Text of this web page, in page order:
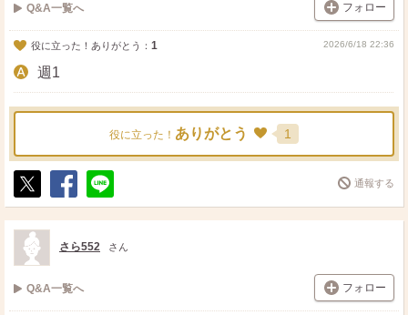
Q&A一覧へ フォロー
役に立った！ありがとう： 1 2026/6/18 22:36
週1
役に立った！ ありがとう 1
ポ
ス
ト
シ
ェ
送
る
通報する
さら552 さん
Q&A一覧へ フォロー